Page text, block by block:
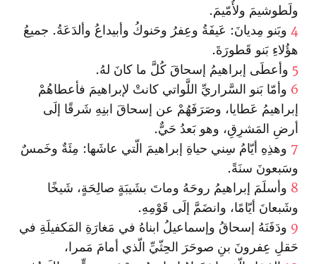
ولَطوشيمَ ولأُمّيمَ.
4 وبَنو مِديانَ: عَيفَةُ وعِفرُ وحَنوكُ وأبيداعُ وألدَعَةُ. جميعُ
هؤُلاءِ بَنو قَطورَةَ.
5 وأعطَى إبراهيمُ إسحاقَ كُلَّ ما كانَ لهُ.
6 وأمّا بَنو السَّراريِّ اللَّواتي كانتْ لإبراهيمَ فأعطاهُمْ
إبراهيمُ عَطايا، وصَرَفَهُمْ عن إسحاقَ ابنِهِ شَرقًا إلَى
أرضِ المَشرِقِ، وهو بَعدُ حَيٌّ.
7 وهذِهِ أيّامُ سِني حياةِ إبراهيمَ الّتي عاشَها: مِئَةٌ وخَمسٌ
وسَبعونَ سنَةً.
8 وأسلَمَ إبراهيمُ روحَهُ وماتَ بشَيبَةٍ صالِحَةٍ، شَيخًا
وشَبعانَ أيّامًا، وانضَمَّ إلَى قَوْمِهِ.
9 ودَفَنَهُ إسحاقُ وإسماعيلُ ابناهُ في مَغارَةِ المَكفيلَةِ في
حَقلِ عِفرونَ بنِ صوحَرَ الحِثّيِّ الّذي أمامَ مَمرا،